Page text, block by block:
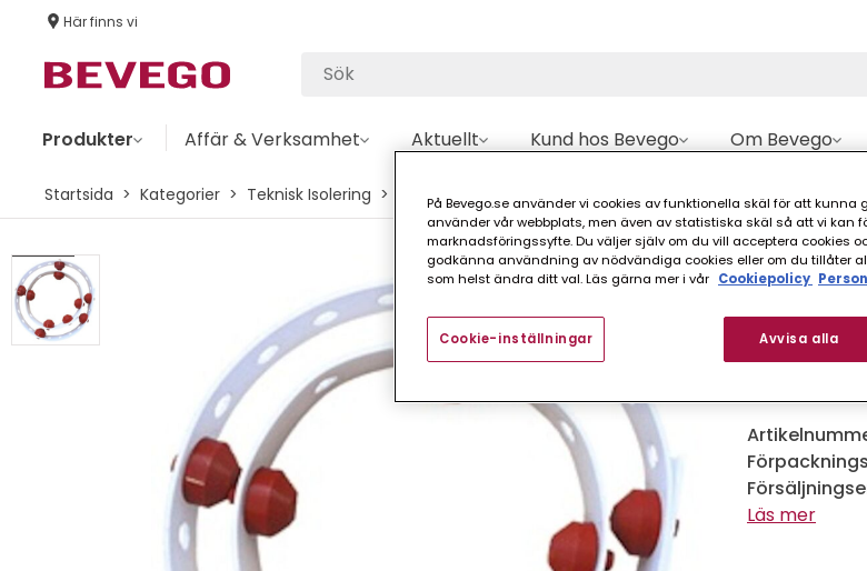
Här finns vi
Produkter Affär & Verksamhet Aktuellt Kund hos Bevego Om Bevego
Startsida Kategorier Teknisk Isolering Mineralull Tillbehör BÄLTE FÖR DISTANS CUI SPACERS
Nyhet Paroc
BÄLTE
Läs mer
På Bevego.se använder vi cookies av funktionella skäl för att kunna
använder vår webbplats, men även av statistiska skäl så att vi kan
marknadsföringssyfte. Du väljer själv om du vill acceptera cookies
godkänna användning av nödvändiga cookies eller om du tillåter
som helst ändra ditt val. Läs gärna mer i vår Cookiepolicy
Avvisa alla
Cookie-inställningar